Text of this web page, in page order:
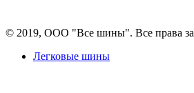
© 2019, ООО "Все шины". Все права
Легковые шины